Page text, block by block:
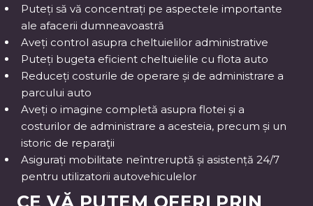
Puteți să vă concentrați pe aspectele importante
ale afacerii dumneavoastră
Aveți control asupra cheltuielilor administrative
Puteți bugeta eficient cheltuielile cu flota auto
Reduceți costurile de operare și de administrare a
parcului auto
Aveți o imagine completă asupra flotei și a
costurilor de administrare a acesteia, precum și un
istoric de reparaţii
Asigurați mobilitate neîntreruptă și asistență 24/7
pentru utilizatorii autovehiculelor
CE VĂ PUTEM OFERI PRIN